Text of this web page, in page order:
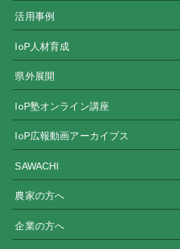
活用事例
IoP人材育成
県外展開
IoP塾オンライン講座
IoP広報動画アーカイブス
SAWACHI
農家の方へ
企業の方へ